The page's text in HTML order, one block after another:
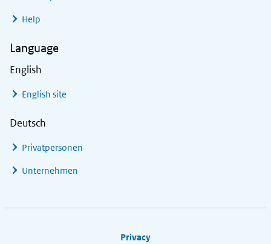
Help
Language
English
English site
Deutsch
Privatpersonen
Unternehmen
Privacy